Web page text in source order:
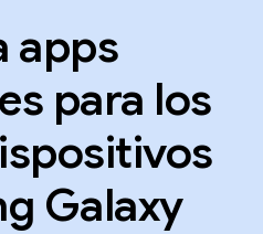
apps
para los
Galaxy